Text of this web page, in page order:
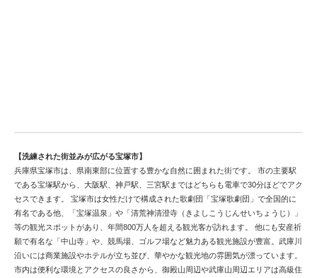
【洗練された街並みが広がる宝塚市】
兵庫県宝塚市は、県南東部に位置する豊かな自然に囲まれた街です。 市の主要駅
である宝塚駅から、大阪駅、神戸駅、三宮駅まではどちらも電車で30分ほどでアク
セスできます。 宝塚市は女性だけで構成された歌劇団「宝塚歌劇団」で全国的に
有名である他、「宝塚温泉」や「清荒神清澄寺（きよしこうじんせいちょうじ）」
等の観光スポットがあり、年間800万人を超える観光客が訪れます。 他にも安産祈
願で有名な「中山寺」や、競馬場、ゴルフ場など魅力ある観光施設が豊富。武庫川
沿いには商業施設やホテルが立ち並び、華やかな観光地の雰囲気が漂っています。
市内は便利な環境とアクセスの良さから、御殿山周辺や武庫山周辺エリアは高級住